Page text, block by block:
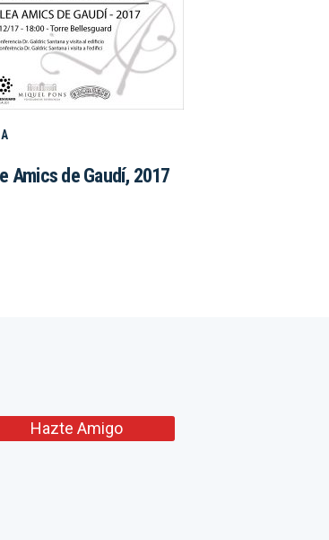
Amics de Gaudí, 2017
Hazte Amigo